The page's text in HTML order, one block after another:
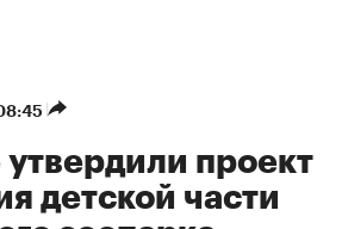
утвердили проект
детской части